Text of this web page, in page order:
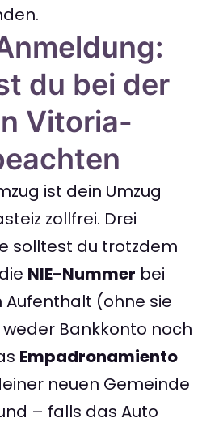
du bei der
Vitoria-
ist dein Umzug
zollfrei. Drei
solltest du trotzdem
NIE-Nummer bei
Aufenthalt (ohne sie
Bankkonto noch
Empadronamiento
neuen Gemeinde
– falls das Auto